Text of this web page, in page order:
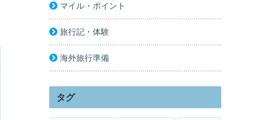
マイル・ポイント
旅行記・体験
海外旅行準備
タグ